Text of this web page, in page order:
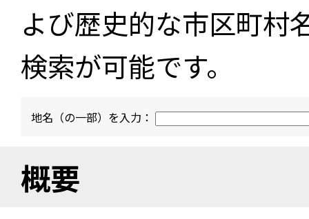
よび歴史的な市区町村
検索が可能です。
地名（の一部）を入力：
概要